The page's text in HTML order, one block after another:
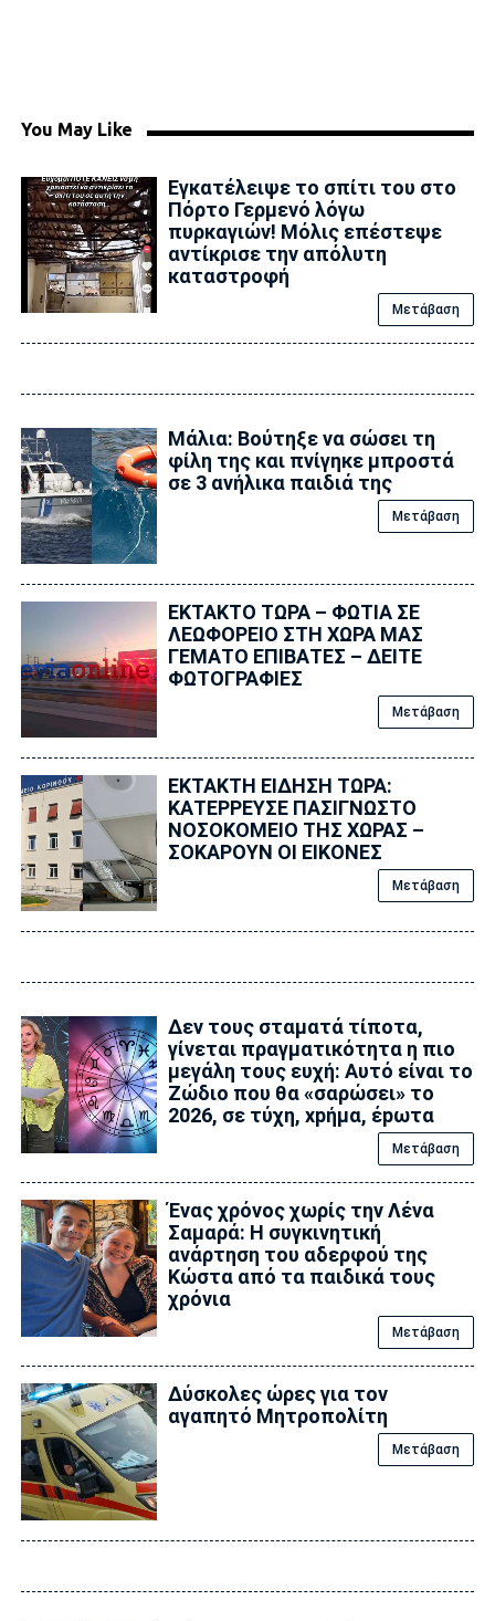
You May Like
Εγκατέλειψε το σπίτι του στο
Πόρτο Γερμενό λόγω
πυρκαγιών! Μόλις επέστεψε
αντίκρισε την απόλυτη
καταστροφή
Μετάβαση
Μάλια: Βούτηξε να σώσει τη
φίλη της και πνίγηκε μπροστά
σε 3 ανήλικα παιδιά της
Μετάβαση
ΕΚΤΑΚΤΟ ΤΩΡΑ – ΦΩΤΙΑ ΣΕ
ΛΕΩΦΟΡΕΙΟ ΣΤΗ ΧΩΡΑ ΜΑΣ
ΓΕΜΑΤΟ ΕΠΙΒΑΤΕΣ – ΔΕΙΤΕ
ΦΩΤΟΓΡΑΦΙΕΣ
Μετάβαση
ΕΚΤΑΚΤΗ ΕΙΔΗΣΗ ΤΩΡΑ:
ΚΑΤΕΡΡΕΥΣΕ ΠΑΣΙΓΝΩΣΤΟ
ΝΟΣΟΚΟΜΕΙΟ ΤΗΣ ΧΩΡΑΣ –
ΣΟΚΑΡΟΥΝ ΟΙ ΕΙΚΟΝΕΣ
Μετάβαση
Δεν τους σταματά τίποτα,
γίνεται πραγματικότητα η πιο
μεγάλη τους ευχή: Αυτό είναι το
Zώδιο που θα «σαρώσει» το
2026, σε τύχη, xpήμα, έpωτα
Μετάβαση
Ένας χρόνος χωρίς την Λένα
Σαμαρά: Η συγκινητική
ανάρτηση του αδερφού της
Κώστα από τα παιδικά τους
χρόνια
Μετάβαση
Δύσκολες ώρες για τον
αγαπητό Μητροπολίτη
Μετάβαση